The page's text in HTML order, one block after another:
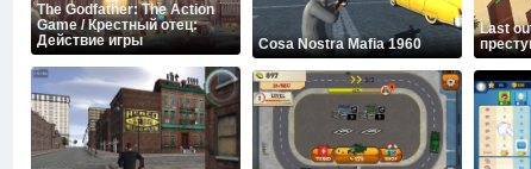
The Godfather: The Action
Game / Крестный отец:
Действие игры
Cosa Nostra Mafia 1960
Last